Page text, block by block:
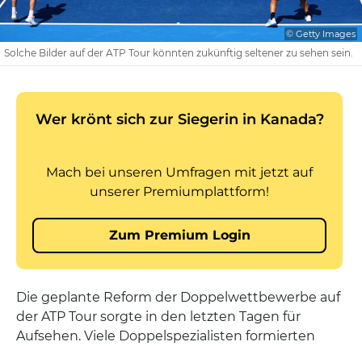
© Getty Images
Solche Bilder auf der ATP Tour könnten zukünftig seltener zu sehen sein.
Die geplante Reform der Doppelwettbewerbe auf
der ATP Tour sorgte in den letzten Tagen für
Aufsehen. Viele Doppelspezialisten formierten